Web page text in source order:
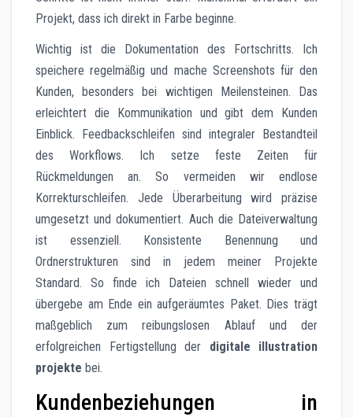
Projekt, dass ich direkt in Farbe beginne.
Wichtig ist die Dokumentation des Fortschritts. Ich
speichere regelmäßig und mache Screenshots für den
Kunden, besonders bei wichtigen Meilensteinen. Das
erleichtert die Kommunikation und gibt dem Kunden
Einblick. Feedbackschleifen sind integraler Bestandteil
des Workflows. Ich setze feste Zeiten für
Rückmeldungen an. So vermeiden wir endlose
Korrekturschleifen. Jede Überarbeitung wird präzise
umgesetzt und dokumentiert. Auch die Dateiverwaltung
ist essenziell. Konsistente Benennung und
Ordnerstrukturen sind in jedem meiner Projekte
Standard. So finde ich Dateien schnell wieder und
übergebe am Ende ein aufgeräumtes Paket. Dies trägt
maßgeblich zum reibungslosen Ablauf und der
erfolgreichen Fertigstellung der digitale illustration
projekte bei.
Kundenbeziehungen in